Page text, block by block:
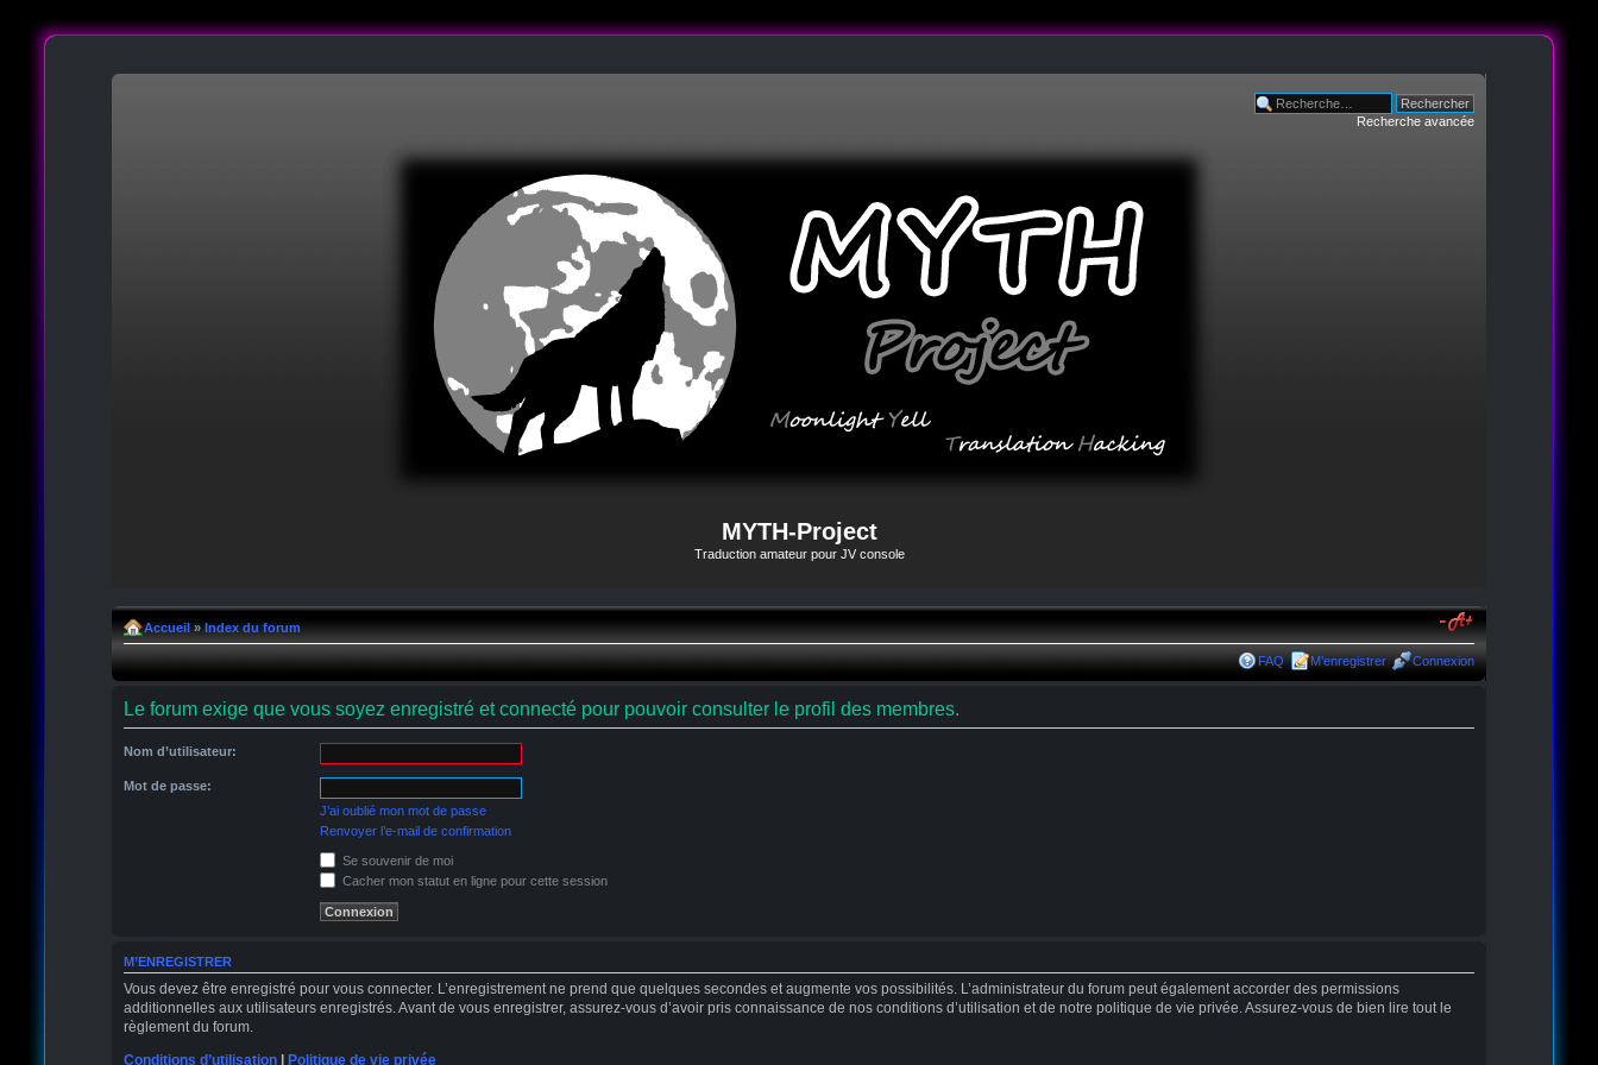
Recherche avancée
MYTH-Project
Traduction amateur pour JV console
Accueil» Index du forum
FAQ M’enregistrer Connexion
Le forum exige que vous soyez enregistré et connecté pour pouvoir consulter le profil des membres.
Nom d’utilisateur:
Mot de passe:
J’ai oublié mon mot de passe
Renvoyer l’e-mail de confirmation
Se souvenir de moi
Cacher mon statut en ligne pour cette session
M’ENREGISTRER
Vous devez être enregistré pour vous connecter. L’enregistrement ne prend que quelques secondes et augmente vos possibilités. L’administrateur du forum peut également accorder des permissions
additionnelles aux utilisateurs enregistrés. Avant de vous enregistrer, assurez-vous d’avoir pris connaissance de nos conditions d’utilisation et de notre politique de vie privée. Assurez-vous de bien lire tout le
règlement du forum.
Conditions d’utilisation| Politique de vie privée